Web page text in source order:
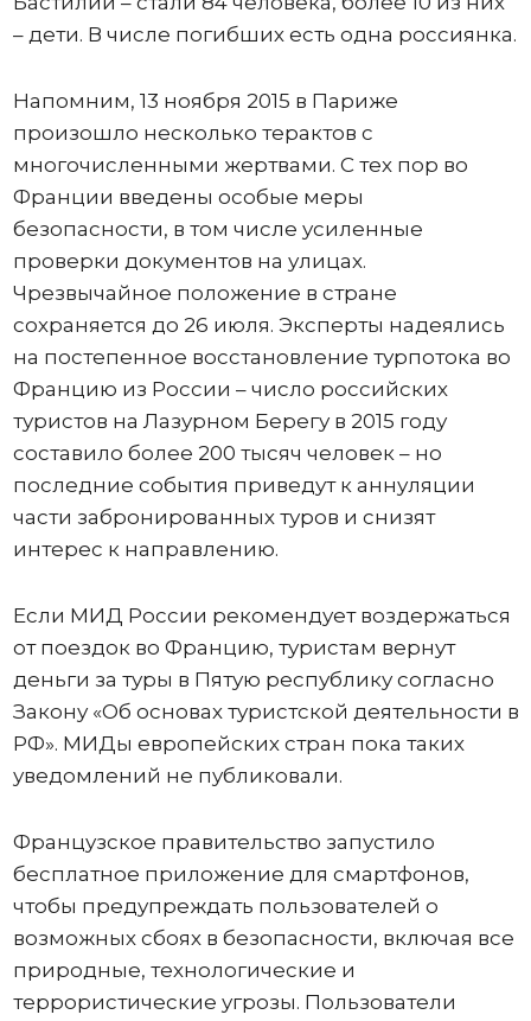
– дети. В числе погибших есть одна россиянка.
Напомним, 13 ноября 2015 в Париже
произошло несколько терактов с
многочисленными жертвами. С тех пор во
Франции введены особые меры
безопасности, в том числе усиленные
проверки документов на улицах.
Чрезвычайное положение в стране
сохраняется до 26 июля. Эксперты надеялись
на постепенное восстановление турпотока во
Францию из России – число российских
туристов на Лазурном Берегу в 2015 году
составило более 200 тысяч человек – но
последние события приведут к аннуляции
части забронированных туров и снизят
интерес к направлению.
Если МИД России рекомендует воздержаться
от поездок во Францию, туристам вернут
деньги за туры в Пятую республику согласно
Закону «Об основах туристской деятельности в
РФ». МИДы европейских стран пока таких
уведомлений не публиковали.
Французское правительство запустило
бесплатное приложение для смартфонов,
чтобы предупреждать пользователей о
возможных сбоях в безопасности, включая все
природные, технологические и
террористические угрозы. Пользователи